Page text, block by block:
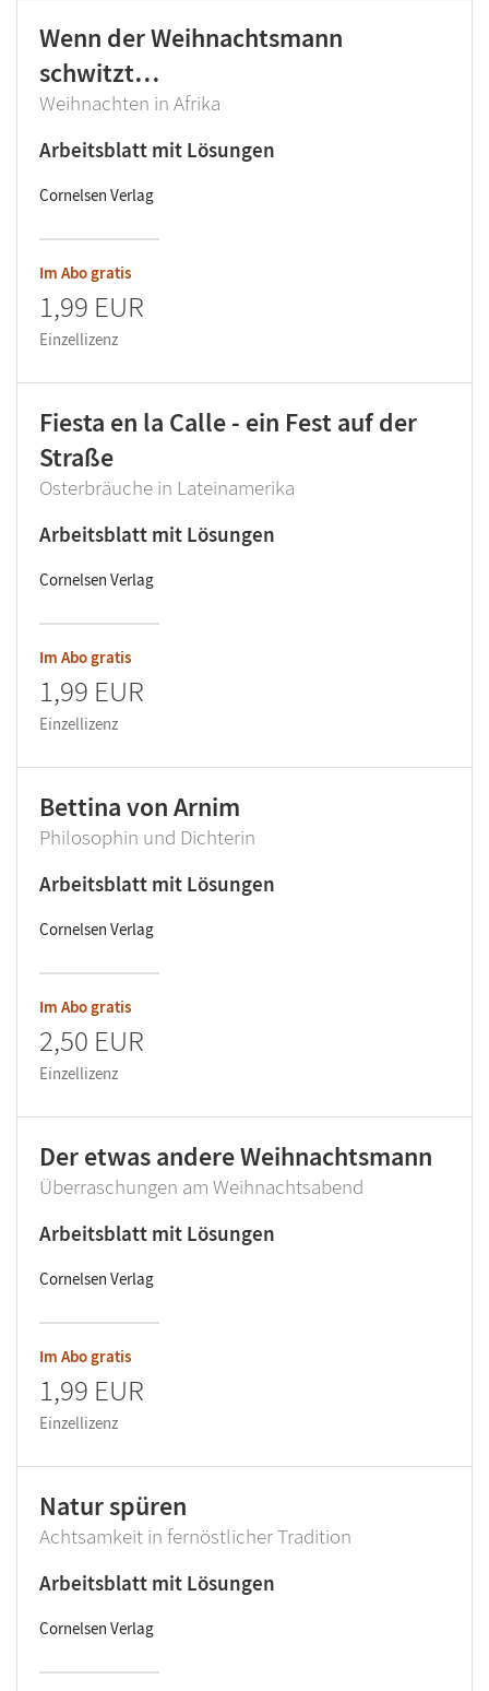
Wenn der Weihnachtsmann
schwitzt…
Weihnachten in Afrika
Arbeitsblatt mit Lösungen
Cornelsen Verlag
Im Abo gratis
1,99 EUR
Einzellizenz
Fiesta en la Calle - ein Fest auf der
Straße
Osterbräuche in Lateinamerika
Arbeitsblatt mit Lösungen
Cornelsen Verlag
Im Abo gratis
1,99 EUR
Einzellizenz
Bettina von Arnim
Philosophin und Dichterin
Arbeitsblatt mit Lösungen
Cornelsen Verlag
Im Abo gratis
2,50 EUR
Einzellizenz
Der etwas andere Weihnachtsmann
Überraschungen am Weihnachtsabend
Arbeitsblatt mit Lösungen
Cornelsen Verlag
Im Abo gratis
1,99 EUR
Einzellizenz
Natur spüren
Achtsamkeit in fernöstlicher Tradition
Arbeitsblatt mit Lösungen
Cornelsen Verlag